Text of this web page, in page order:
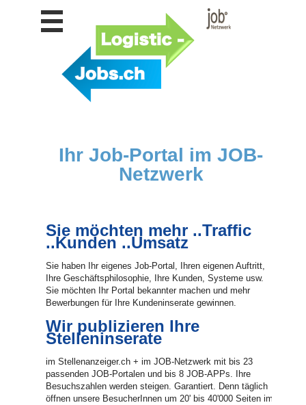
Personalberatungen
Lehrstellen
Lehrstellen
inserieren
Ihr Job-Portal im JOB-
Netzwerk
Sie möchten mehr ..Traffic
..Kunden ..Umsatz
Sie haben Ihr eigenes Job-Portal, Ihren eigenen Auftritt,
Ihre Geschäftsphilosophie, Ihre Kunden, Systeme usw.
Sie möchten Ihr Portal bekannter machen und mehr
Bewerbungen für Ihre Kundeninserate gewinnen.
Wir publizieren Ihre
Stelleninserate
im Stellenanzeiger.ch + im JOB-Netzwerk mit bis 23
passenden JOB-Portalen und bis 8 JOB-APPs. Ihre
Besuchszahlen werden steigen. Garantiert. Denn täglich
öffnen unsere BesucherInnen um 20' bis 40'000 Seiten im